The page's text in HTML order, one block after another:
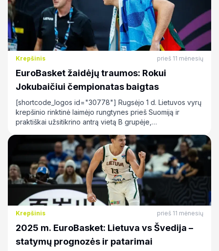
Krepšinis prieš 11 mėnesių
EuroBasket žaidėjų traumos: Rokui
Jokubaičiui čempionatas baigtas
[shortcode_logos id="30778"] Rugsėjo 1 d. Lietuvos vyrų
krepšinio rinktinė laimėjo rungtynes prieš Suomiją ir
praktiškai užsitikrino antrą vietą B grupėje,…
Krepšinis prieš 11 mėnesių
2025 m. EuroBasket: Lietuva vs Švedija –
statymų prognozės ir patarimai